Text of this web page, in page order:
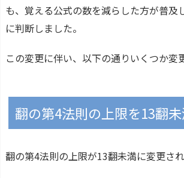
も、覚える公式の数を減らした方が普及
に判断しました。
この変更に伴い、以下の通りいくつか変
翻の第4法則の上限を13翻
翻の第4法則の上限が13翻未満に変更され